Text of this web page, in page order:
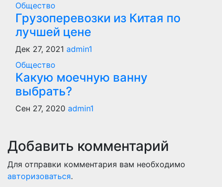
Общество
Грузоперевозки из Китая по
лучшей цене
Дек 27, 2021 admin1
Общество
Какую моечную ванну
выбрать?
Сен 27, 2020 admin1
Добавить комментарий
Для отправки комментария вам необходимо
авторизоваться.